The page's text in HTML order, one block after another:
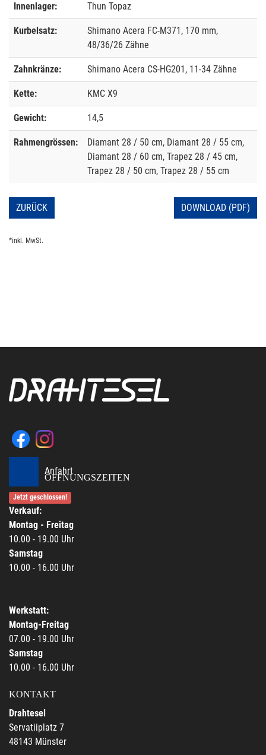
Innenlager: Thun Topaz
Kurbelsatz:
Shimano Acera FC-M371, 170 mm,
48/36/26 Zähne
Zahnkränze: Shimano Acera CS-HG201, 11-34 Zähne
Kette: KMC X9
Gewicht: 14,5
Rahmengrössen:
Diamant 28 / 50 cm, Diamant 28 / 55 cm,
Diamant 28 / 60 cm, Trapez 28 / 45 cm,
Trapez 28 / 50 cm, Trapez 28 / 55 cm
ZURÜCK DOWNLOAD (PDF)
*inkl. MwSt.
Anfahrt
ÖFFNUNGSZEITEN
Jetzt geschlossen!
Verkauf:
Montag - Freitag
10.00 - 19.00 Uhr
Samstag
10.00 - 16.00 Uhr
Werkstatt:
Montag-Freitag
07.00 - 19.00 Uhr
Samstag
10.00 - 16.00 Uhr
KONTAKT
Drahtesel
Servatiiplatz 7
48143 Münster